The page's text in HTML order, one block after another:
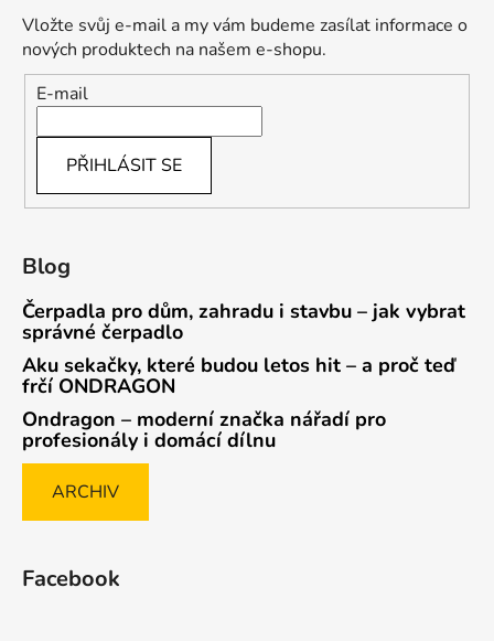
Vložte svůj e-mail a my vám budeme zasílat informace o
nových produktech na našem e-shopu.
E-mail
PŘIHLÁSIT SE
Blog
Čerpadla pro dům, zahradu i stavbu – jak vybrat
správné čerpadlo
Aku sekačky, které budou letos hit – a proč teď
frčí ONDRAGON
Ondragon – moderní značka nářadí pro
profesionály i domácí dílnu
ARCHIV
Facebook